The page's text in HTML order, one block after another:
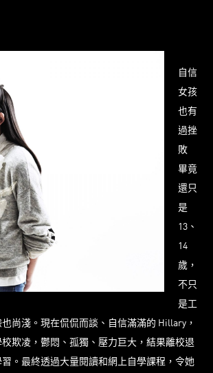
自信
女孩
也有
過挫
敗
畢竟
還只
是
13、
14
歲，
不只
是工
尚淺。現在侃侃而談、自信滿滿的 Hillary，
欺凌，鬱悶、孤獨、壓力巨大，結果離校退
。最終透過大量閱讀和網上自學課程，令她